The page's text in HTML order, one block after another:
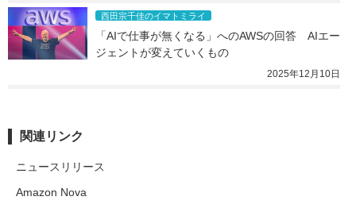
西田宗千佳のイマトミライ
「AIで仕事が無くなる」へのAWSの回答　AIエー
ジェントが変えていくもの
2025年12月10日
関連リンク
ニュースリリース
Amazon Nova